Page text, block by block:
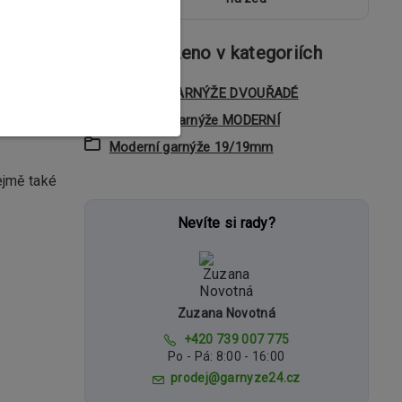
také
Zboží zařazeno v kategoriích
KOVOVÉ GARNÝŽE DVOUŘADÉ
Dvouřadé garnýže MODERNÍ
Moderní garnýže 19/19mm
Nevíte si rady?
Zuzana Novotná
+420 739 007 775
Po - Pá: 8:00 - 16:00
prodej@garnyze24.cz